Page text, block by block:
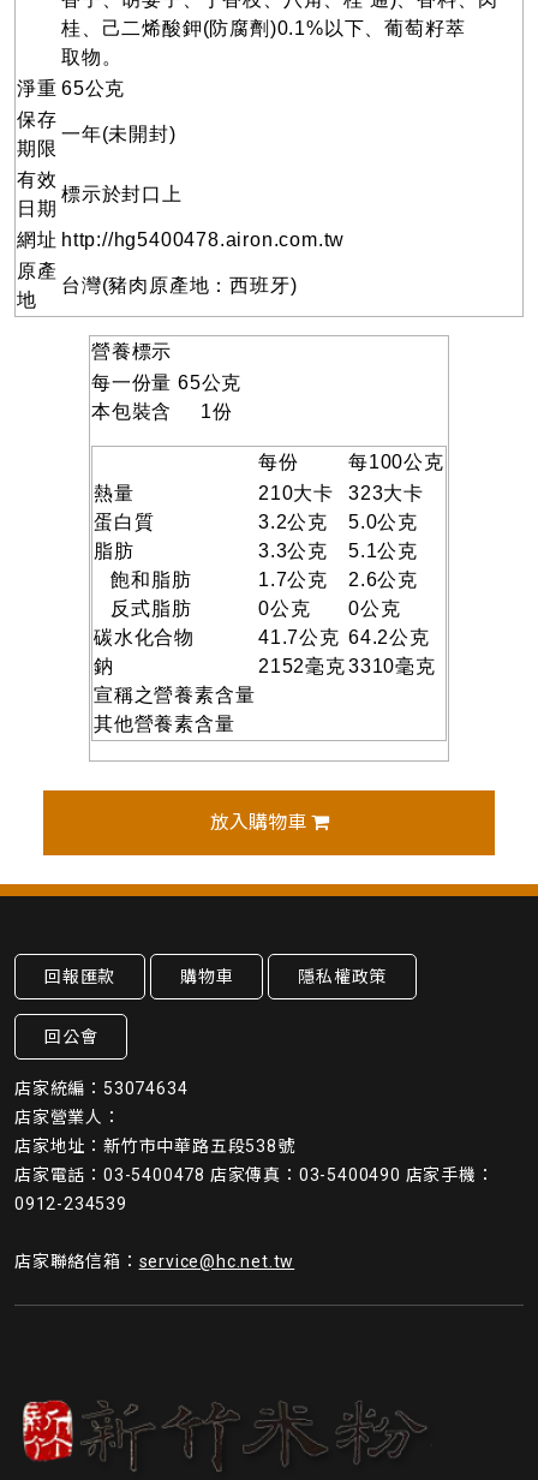
桂、己二烯酸鉀(防腐劑)0.1%以下、葡萄籽萃
取物。
淨重 65公克
保存
期限
一年(未開封)
有效
日期
標示於封口上
網址 http://hg5400478.airon.com.tw
原產
地
台灣(豬肉原產地：西班牙)
營養標示
每一份量 65公克
本包裝含 1份
每份
每100公克
熱量
蛋白質
脂肪
飽和脂肪
反式脂肪
碳水化合物
鈉
宣稱之營養素含量
其他營養素含量
210大卡
3.2公克
3.3公克
1.7公克
0公克
41.7公克
2152毫克
323大卡
5.0公克
5.1公克
2.6公克
0公克
64.2公克
3310毫克
放入購物車
回報匯款 購物車 隱私權政策
回公會
店家統編：53074634
店家營業人：
店家地址：新竹市中華路五段538號
店家電話：03-5400478 店家傳真：03-5400490 店家手機：
0912-234539
店家聯絡信箱： service@hc.net.tw